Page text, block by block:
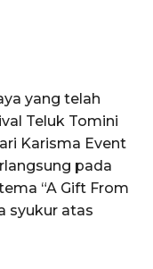
yang telah
Teluk Tomini
Karisma Event
pada
“A Gift From
syukur atas